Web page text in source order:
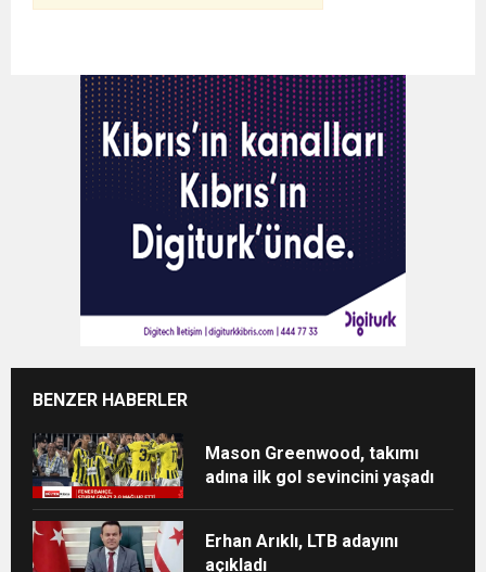
BENZER HABERLER
Mason Greenwood, takımı
adına ilk gol sevincini yaşadı
Erhan Arıklı, LTB adayını
açıkladı